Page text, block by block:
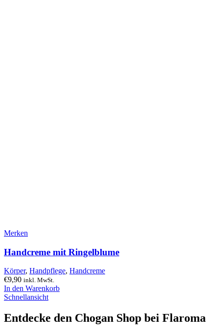
Merken
Handcreme mit Ringelblume
Körper, Handpflege, Handcreme
€9,90 inkl. MwSt.
In den Warenkorb
Schnellansicht
Entdecke den Chogan Shop bei Flaroma